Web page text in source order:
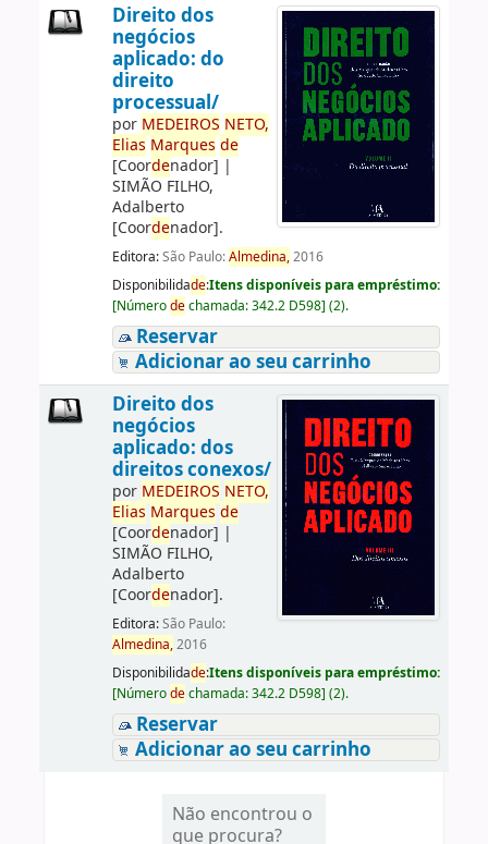
Direito dos
negócios
aplicado: do
direito
processual/
por MEDEIROS NETO,
Elias Marques de
[Coordenador] |
SIMÃO FILHO,
Adalberto
[Coordenador].
Editora:São Paulo:Almedina,2016
Disponibilidade:Itens disponíveis para empréstimo:
[Númerodechamada:342.2 D598] (2).
Reservar
Adicionar ao seu carrinho
Direito dos
negócios
aplicado: dos
direitos conexos/
por MEDEIROS NETO,
Elias Marques de
[Coordenador] |
SIMÃO FILHO,
Adalberto
[Coordenador].
Editora:São Paulo:
Almedina,2016
Disponibilidade:Itens disponíveis para empréstimo:
[Númerodechamada:342.2 D598] (2).
Reservar
Adicionar ao seu carrinho
Não encontrou o
que procura?